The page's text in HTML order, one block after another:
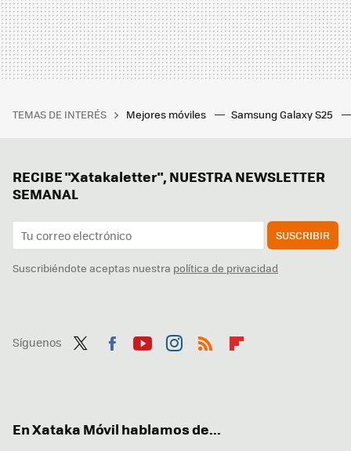
TEMAS DE INTERÉS Mejores móviles Samsung Galaxy S25
RECIBE "Xatakaletter", NUESTRA NEWSLETTER
SEMANAL
SUSCRIBIR
Suscribiéndote aceptas nuestra política de privacidad
Síguenos
En Xataka Móvil hablamos de...